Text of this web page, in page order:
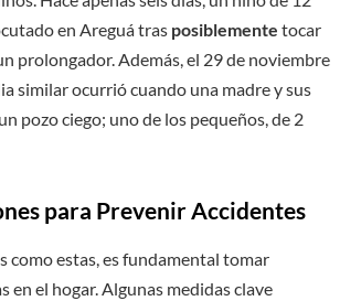
en Areguá tras posiblemente tocar
prolongador. Además, el 29 de noviembre
similar ocurrió cuando una madre y sus
pozo ciego; uno de los pequeños, de 2
para Prevenir Accidentes
como estas, es fundamental tomar
en el hogar. Algunas medidas clave